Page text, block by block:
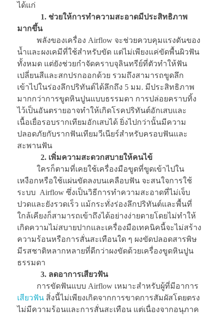
ได้แก่
1. ช่วยให้การทำความสะอาดมีประสิทธิภาพ
มากขึ้น
พลังของเครื่อง Airflow จะช่วยควบคุมแรงดันของ
น้ำและผงเคมีที่ใช้สำหรับขัด แต่ไม่เพียงแค่ขัดพื้นผิวฟัน
ทั้งหมด แต่ยังช่วยกำจัดคราบจุลินทรีย์ที่ตัวทำให้ฟัน
เปลี่ยนสีและสกปรกออกด้วย รวมถึงสามารถขูดลึก
เข้าไปในร่องลึกปริทันต์ได้ลึกถึง 5 มม. มีประสิทธิภาพ
มากกว่าการขูดหินปูนแบบธรรมดา การปล่อยคราบทิ้ง
ไว้เป็นอันตรายอาจทำให้เกิดโรคปริทันต์อักเสบและ
เนื้อเยื่อรอบรากเทียมอักเสบได้ ยิ่งไปกว่านั้นมีความ
ปลอดภัยกับรากฟันเทียมวีเนียร์สำหรับครอบฟันและ
สะพานฟัน
2. เพิ่มความสะดวกสบายให้คนไข้
ใครก็ตามที่เคยใช้เครื่องมือขูดที่ขูดเข้าไปใน
เหงือกหรือใช้แผ่นขัดลงบนเคลือบฟัน จะสนใจการใช้
ระบบ Airflow ซึ่งเป็นวิธีการทำความสะอาดที่ไม่เจ็บ
ปวดและยังรวดเร็ว แม้กระทั่งร่องลึกปริทันต์และพื้นที่
ใกล้เคียงก็สามารถเข้าถึงได้อย่างง่ายดายโดยไม่ทำให้
เกิดความไม่สบายปากและเครื่องมือเทคนิคนี้จะไม่สร้าง
ความร้อนหรือการสั่นสะเทือนใด ๆ ผงขัดปลอดสารพิษ
มีรสชาติหลากหลายที่ดีกว่าผงขัดด้วยเครื่องขูดหินปูน
ธรรมดา
3. ลดอาการเสียวฟัน
การขัดฟันแบบ Airflow เหมาะสำหรับผู้ที่มีอาการ
เสียวฟัน สิ่งนี้ไม่เพียงเกิดจากการขาดการสัมผัสโดยตรง
ไม่มีความร้อนและการสั่นสะเทือน แต่เนื่องจากอนุภาค